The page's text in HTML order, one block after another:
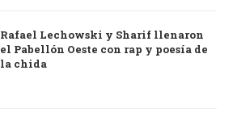
Rafael Lechowski y Sharif llenaron
el Pabellón Oeste con rap y poesía de
la chida